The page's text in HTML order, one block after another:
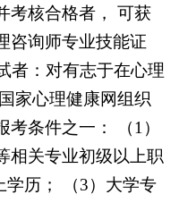
考核合格者，可获
咨询师专业技能证
者：对有志于在心理
家心理健康网组织
考条件之一：
（1）
相关专业初级以上职
学历；
（3）大学专